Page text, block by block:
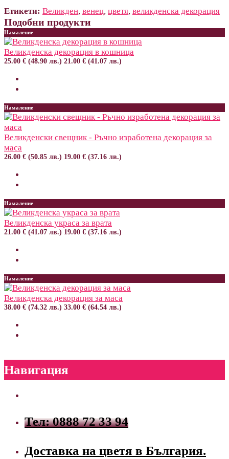
Етикети: Великден, венец, цветя, великденска декорация
Подобни продукти
Намаление
Великденска декорация в кошница
25.00 € (48.90 лв.) 21.00 € (41.07 лв.)
Намаление
Великденски свещник - Ръчно изработена декорация за
маса
26.00 € (50.85 лв.) 19.00 € (37.16 лв.)
Намаление
Великденска украса за врата
21.00 € (41.07 лв.) 19.00 € (37.16 лв.)
Намаление
Великденска декорация за маса
38.00 € (74.32 лв.) 33.00 € (64.54 лв.)
Навигация
Тел: 0888 72 33 94
Доставка на цветя в България.